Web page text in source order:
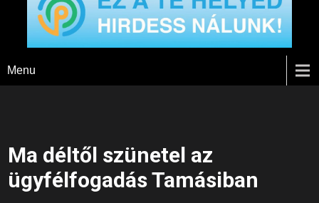
Menu
Ma déltől szünetel az
ügyfélfogadás Tamásiban